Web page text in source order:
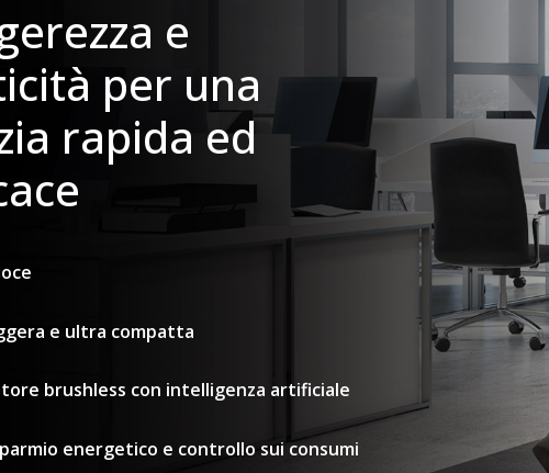
e
per una
rapida ed
e ultra compatta
brushless con intelligenza artificiale
energetico e controllo sui consumi